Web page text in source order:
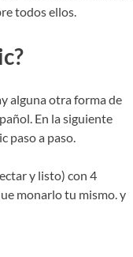
todos ellos.
alguna otra forma de
En la siguiente
paso a paso.
y listo) con 4
monarlo tu mismo. y